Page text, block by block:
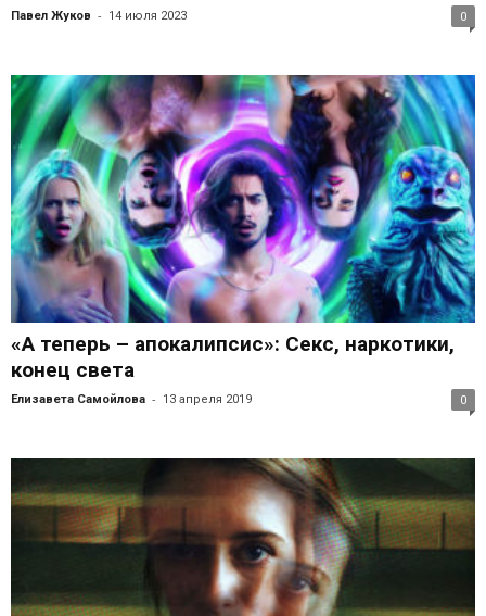
Павел Жуков - 14 июля 2023 0
«А теперь – апокалипсис»: Секс, наркотики,
конец света
Елизавета Самойлова - 13 апреля 2019 0